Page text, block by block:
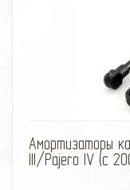
При отсутствии
гаpантия на
Обращаем Ваше
площадки по
установки
несколько
Амортизаторы
III/Pajero IV (с